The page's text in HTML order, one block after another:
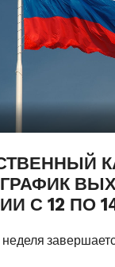
ГРАФИК
С 12 ПО